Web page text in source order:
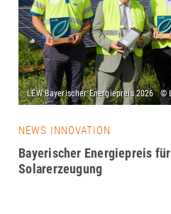
NEWS INNOVATION
Bayerischer Energiepreis
Solarerzeugung